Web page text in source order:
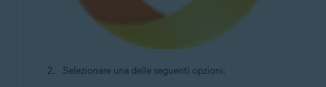
Selezionare una delle seguenti opzioni: